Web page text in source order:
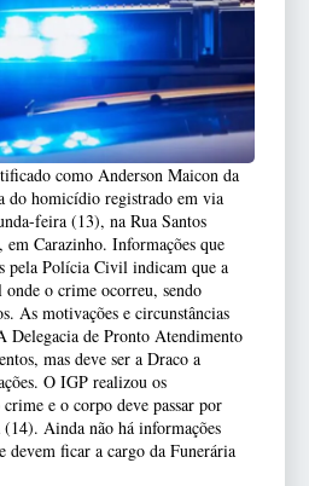
como Anderson Maicon da
do homicídio registrado em via
feira (13), na Rua Santos
Carazinho. Informações que
pela Polícia Civil indicam que a
o crime ocorreu, sendo
As motivações e circunstâncias
Delegacia de Pronto Atendimento
mas deve ser a Draco a
O IGP realizou os
e o corpo deve passar por
Ainda não há informações
devem ficar a cargo da Funerária